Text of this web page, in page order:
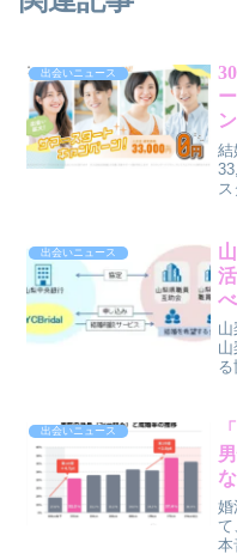
出会いニュース
結
出会いニュース
出会いニュース
婚
て
本